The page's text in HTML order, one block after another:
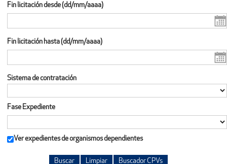
Fin licitación desde (dd/mm/aaaa)
Fin licitación hasta (dd/mm/aaaa)
Sistema de contratación
Fase Expediente
Ver expedientes de organismos dependientes